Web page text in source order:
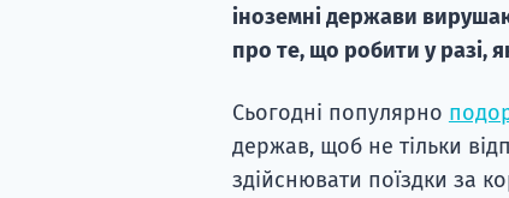
іноземні держави
про те, що робити у разі,
Сьогодні популярно
держав, щоб не тільки
здійснювати поїздки за